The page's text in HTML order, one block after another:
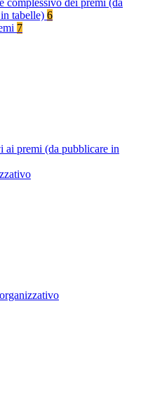
complessivo dei premi (da
tabelle) 6
7
ai premi (da pubblicare in